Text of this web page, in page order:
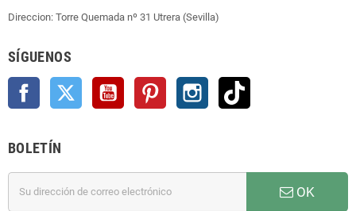
Direccion: Torre Quemada nº 31 Utrera (Sevilla)
SÍGUENOS
Facebook Twitter YouTube Pinterest Instagram
BOLETÍN
OK